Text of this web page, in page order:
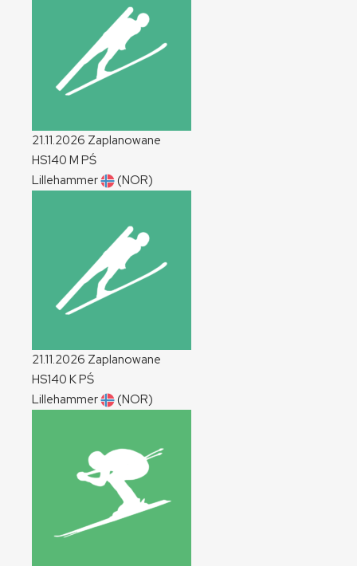
21.11.2026 Zaplanowane
HS140 M PŚ
Lillehammer
(NOR)
21.11.2026 Zaplanowane
HS140 KPŚ
Lillehammer
(NOR)